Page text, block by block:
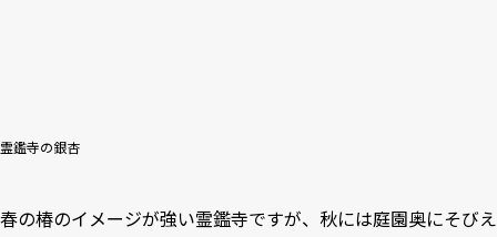
霊鑑寺の銀杏
春の椿のイメージが強い霊鑑寺ですが、秋には庭園奥にそびえ